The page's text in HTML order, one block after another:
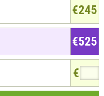
€245
€525
€